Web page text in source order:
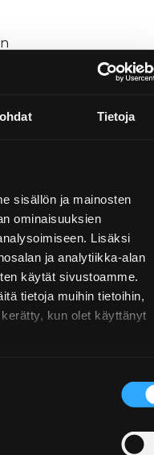
Tietoja
sisällön ja mainosten
ominaisuuksien
Lisäksi
ja analytiikka-alan
käytät sivustoamme.
tietoja muihin tietoihin,
kun olet käyttänyt
-